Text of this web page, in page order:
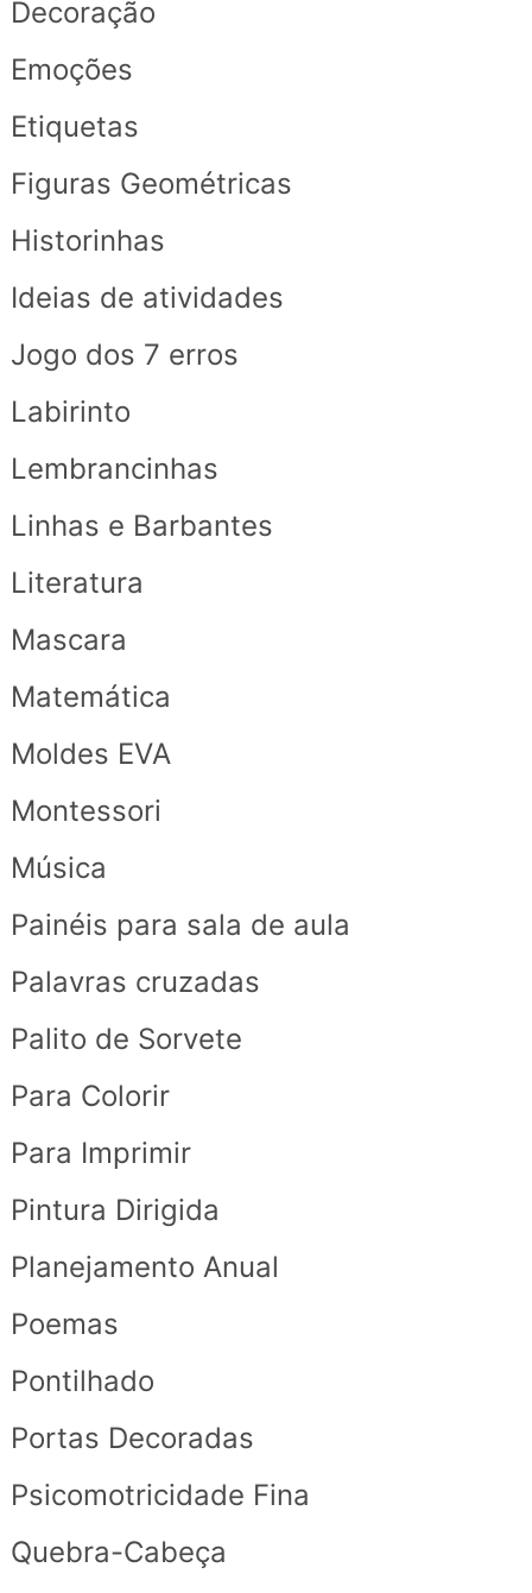
Decoração
Emoções
Etiquetas
Figuras Geométricas
Historinhas
Ideias de atividades
Jogo dos 7 erros
Labirinto
Lembrancinhas
Linhas e Barbantes
Literatura
Mascara
Matemática
Moldes EVA
Montessori
Música
Painéis para sala de aula
Palavras cruzadas
Palito de Sorvete
Para Colorir
Para Imprimir
Pintura Dirigida
Planejamento Anual
Poemas
Pontilhado
Portas Decoradas
Psicomotricidade Fina
Quebra-Cabeça